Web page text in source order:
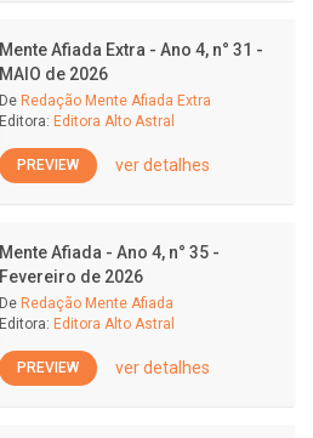
Mente Afiada Extra - Ano 4, n° 31 -
MAIO de 2026
De Redação Mente Afiada Extra
Editora: Editora Alto Astral
PREVIEW ver detalhes
Mente Afiada - Ano 4, n° 35 -
Fevereiro de 2026
De Redação Mente Afiada
Editora: Editora Alto Astral
PREVIEW ver detalhes